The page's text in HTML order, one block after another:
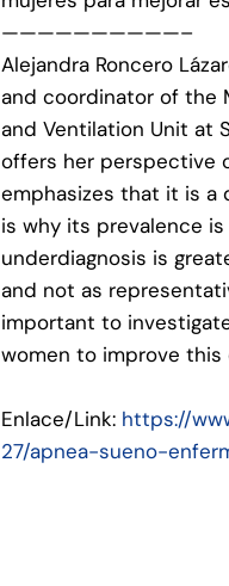
——————————–
Alejandra Roncero
and coordinator of the
and Ventilation Unit at
offers her perspective
emphasizes that it is a
is why its prevalence
underdiagnosis is
and not as
important to
women to improve this
Enlace/Link: https://
27/apnea-sueno-